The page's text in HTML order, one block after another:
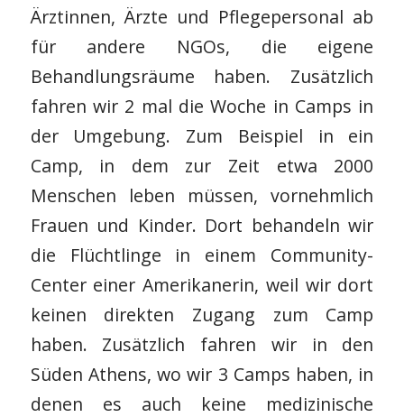
Ärztinnen, Ärzte und Pflegepersonal ab
für andere NGOs, die eigene
Behandlungsräume haben. Zusätzlich
fahren wir 2 mal die Woche in Camps in
der Umgebung. Zum Beispiel in ein
Camp, in dem zur Zeit etwa 2000
Menschen leben müssen, vornehmlich
Frauen und Kinder. Dort behandeln wir
die Flüchtlinge in einem Community-
Center einer Amerikanerin, weil wir dort
keinen direkten Zugang zum Camp
haben. Zusätzlich fahren wir in den
Süden Athens, wo wir 3 Camps haben, in
denen es auch keine medizinische